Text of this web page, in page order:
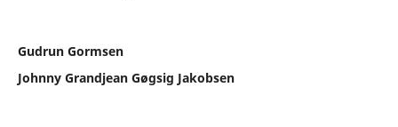
Gudrun Gormsen
Johnny Grandjean Gøgsig Jakobsen